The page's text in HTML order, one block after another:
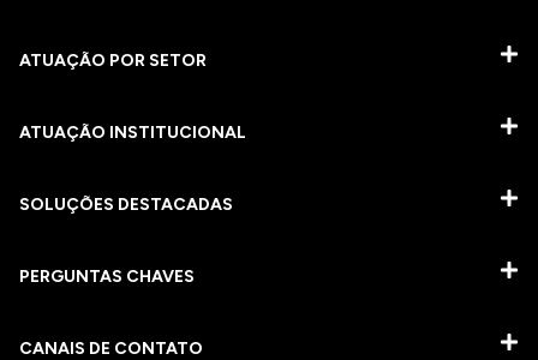
ATUAÇÃO POR SETOR
ATUAÇÃO INSTITUCIONAL
SOLUÇÕES DESTACADAS
PERGUNTAS CHAVES​
CANAIS DE CONTATO